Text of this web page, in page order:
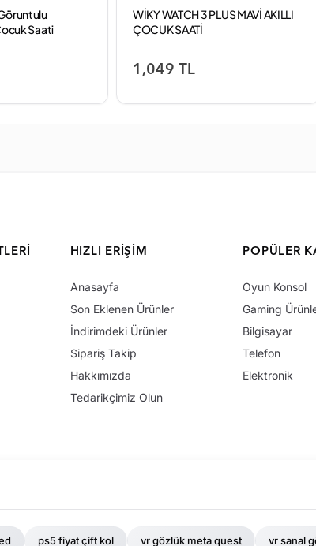
Saati
WİKY WATCH 3 PLUS MAVİ AKILLI
ÇOCUK SAATİ
1,049 TL
HIZLI ERIŞIM
Anasayfa
Son Eklenen Ürünler
İndirimdeki Ürünler
Sipariş Takip
Hakkımızda
Tedarikçimiz Olun
POPÜLER
Oyun Konsol
Gaming
Bilgisayar
Telefon
Elektronik
ps5 fiyat çift kol vr gözlük meta quest vr sanal